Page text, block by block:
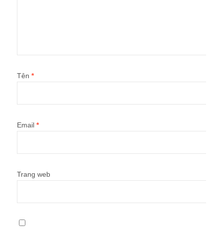
Tên *
Email *
Trang web